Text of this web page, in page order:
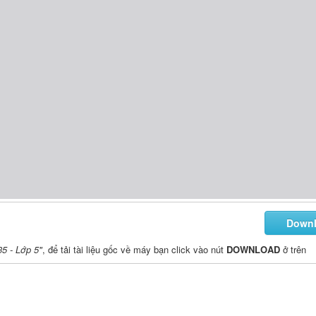
- Lớp 5", để tải tài liệu gốc về máy bạn click vào nút DOWNLOAD ở trên